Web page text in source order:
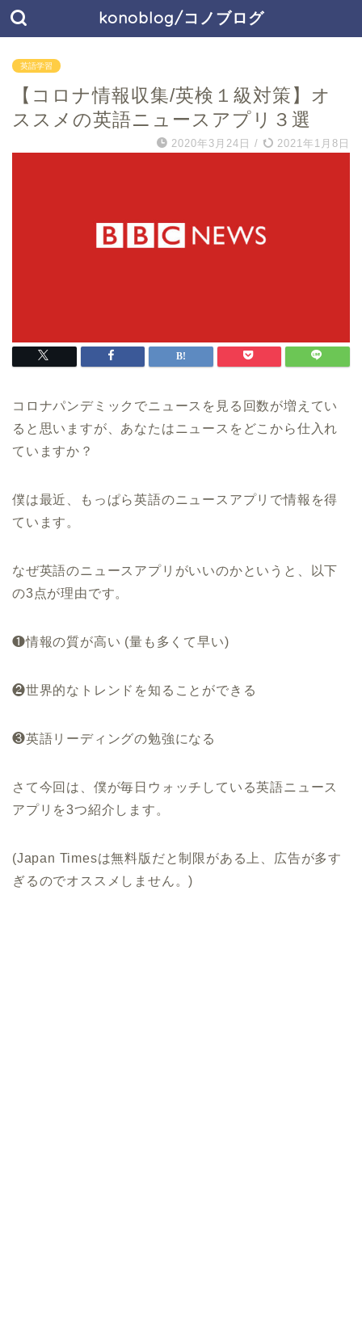
konoblog/コノブログ
英語学習
【コロナ情報収集/英検１級対策】オ
ススメの英語ニュースアプリ３選
2020年3月24日 / 2021年1月8日
コロナパンデミックでニュースを見る回数が増えてい
ると思いますが、あなたはニュースをどこから仕入れ
ていますか？
僕は最近、もっぱら英語のニュースアプリで情報を得
ています。
なぜ英語のニュースアプリがいいのかというと、以下
の3点が理由です。
❶情報の質が高い (量も多くて早い)
❷世界的なトレンドを知ることができる
❸英語リーディングの勉強になる
さて今回は、僕が毎日ウォッチしている英語ニュース
アプリを3つ紹介します。
(Japan Timesは無料版だと制限がある上、広告が多す
ぎるのでオススメしません。)